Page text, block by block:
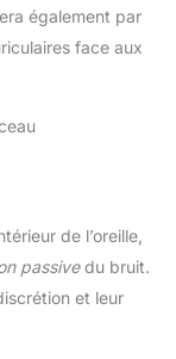
également par
face aux
de l’oreille,
passivedu bruit.
et leur